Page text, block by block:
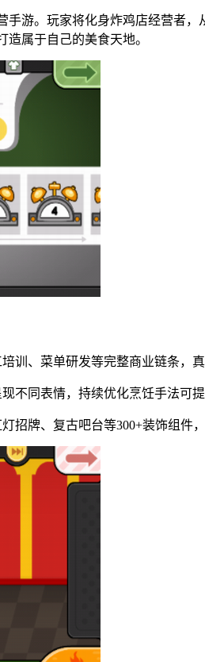
手游。玩家将化身炸鸡店经营者
属于自己的美食天地。
训、菜单研发等完整商业链条，真
不同表情，持续优化烹饪手法可提
招牌、复古吧台等300+装饰组件